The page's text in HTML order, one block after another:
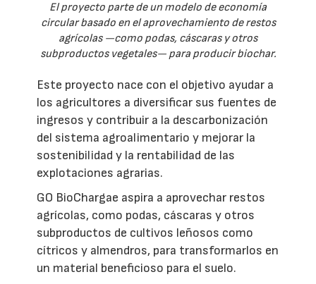
El proyecto parte de un modelo de economía
circular basado en el aprovechamiento de restos
agrícolas —como podas, cáscaras y otros
subproductos vegetales— para producir biochar.
Este proyecto nace con el objetivo ayudar a
los agricultores a diversificar sus fuentes de
ingresos y contribuir a la descarbonización
del sistema agroalimentario y mejorar la
sostenibilidad y la rentabilidad de las
explotaciones agrarias.
GO BioChargae aspira a aprovechar restos
agrícolas, como podas, cáscaras y otros
subproductos de cultivos leñosos como
cítricos y almendros, para transformarlos en
un material beneficioso para el suelo.